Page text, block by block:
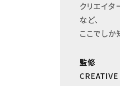
クリエイタ
など、
ここでしか
監修